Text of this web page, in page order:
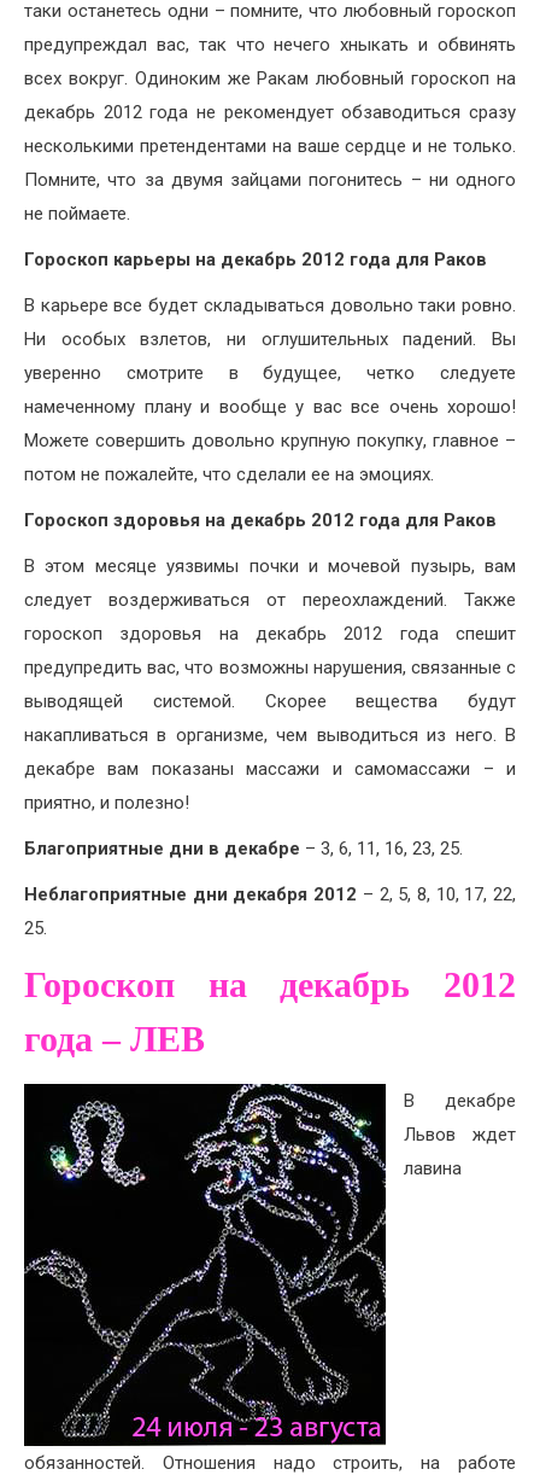
таки останетесь одни – помните, что любовный гороскоп
предупреждал вас, так что нечего хныкать и обвинять
всех вокруг. Одиноким же Ракам любовный гороскоп на
декабрь 2012 года не рекомендует обзаводиться сразу
несколькими претендентами на ваше сердце и не только.
Помните, что за двумя зайцами погонитесь – ни одного
не поймаете.
Гороскоп карьеры на декабрь 2012 года для Раков
В карьере все будет складываться довольно таки ровно.
Ни особых взлетов, ни оглушительных падений. Вы
уверенно смотрите в будущее, четко следуете
намеченному плану и вообще у вас все очень хорошо!
Можете совершить довольно крупную покупку, главное –
потом не пожалейте, что сделали ее на эмоциях.
Гороскоп здоровья на декабрь 2012 года для Раков
В этом месяце уязвимы почки и мочевой пузырь, вам
следует воздерживаться от переохлаждений. Также
гороскоп здоровья на декабрь 2012 года спешит
предупредить вас, что возможны нарушения, связанные с
выводящей системой. Скорее вещества будут
накапливаться в организме, чем выводиться из него. В
декабре вам показаны массажи и самомассажи – и
приятно, и полезно!
Благоприятные дни в декабре – 3, 6, 11, 16, 23, 25.
Неблагоприятные дни декабря 2012 – 2, 5, 8, 10, 17, 22,
25.
Гороскоп на декабрь 2012
года – ЛЕВ
В декабре
Львов ждет
лавина
обязанностей. Отношения надо строить, на работе